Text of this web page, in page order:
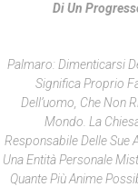
Di Un
Palmaro: Dimenticarsi
Significa Proprio
Dell’uomo, Che Non
Mondo. La
Responsabile Delle Sue
Una Entità Personale
Quante Più Anime